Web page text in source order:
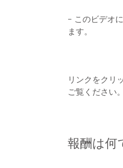
- このビデオ
ます。
リンクをクリ
ご覧ください。
報酬は何